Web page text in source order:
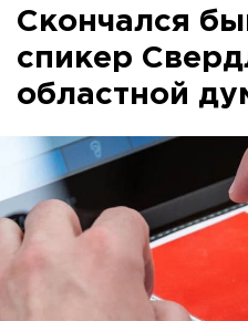
Скончался
спикер
областной